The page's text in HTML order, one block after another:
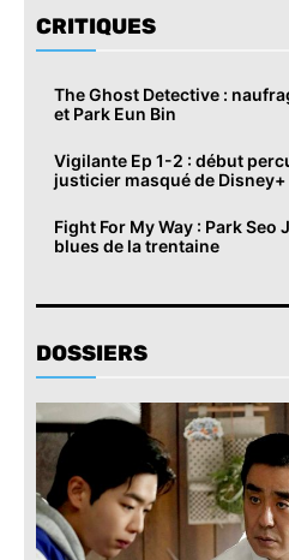
CRITIQUES
The Ghost Detective :
et Park Eun Bin
Vigilante Ep 1-2 : début
justicier masqué de Disney+
Fight For My Way : Park Seo
blues de la trentaine
DOSSIERS